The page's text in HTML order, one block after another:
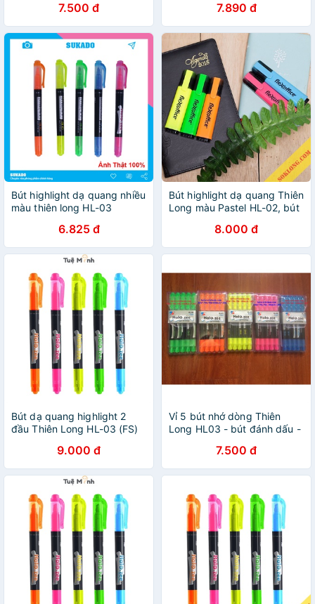
7.500 đ 7.890 đ
Bút highlight dạ quang nhiều
màu thiên long HL-03
6.825 đ
Bút highlight dạ quang Thiên
Long màu Pastel HL-02, bút
8.000 đ
Bút dạ quang highlight 2
đầu Thiên Long HL-03 (FS)
9.000 đ
Vỉ 5 bút nhớ dòng Thiên
Long HL03 - bút đánh dấu -
HÀNG CHÍNH HÃNG
7.500 đ